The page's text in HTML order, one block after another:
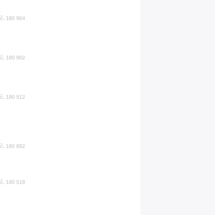
č. 180 904
č. 180 902
č. 180 912
č. 180 892
č. 180 518